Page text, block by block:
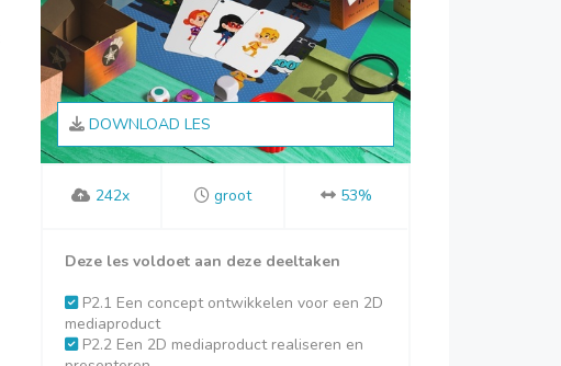
DOWNLOAD LES
242x groot 53%
Deze les voldoet aan deze deeltaken
P2.1 Een concept ontwikkelen voor een 2D
mediaproduct
P2.2 Een 2D mediaproduct realiseren en